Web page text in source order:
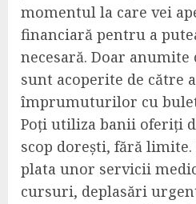
momentul la care vei
financiară pentru a
necesară. Doar
sunt acoperite de către
împrumuturilor cu
Poți utiliza banii oferiți
scop dorești, fără limite.
plata unor servicii
cursuri, deplasări